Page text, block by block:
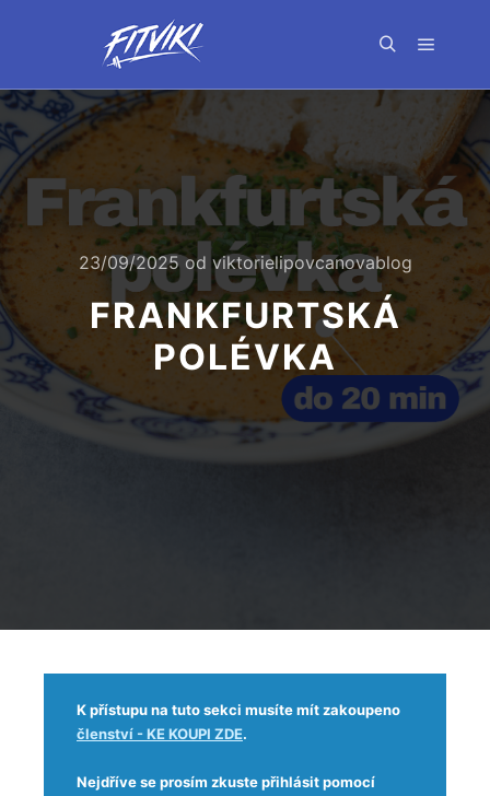
23/09/2025od viktorielipovcanovablog
FRANKFURTSKÁ
POLÉVKA
K přístupu na tuto sekci musíte mít zakoupeno
členství - KE KOUPI ZDE.
Nejdříve se prosím zkuste přihlásit pomocí